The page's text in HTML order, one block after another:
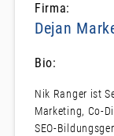
Firma:
Dejan
Bio:
Nik Ranger ist
Marketing, Co-
SEO-